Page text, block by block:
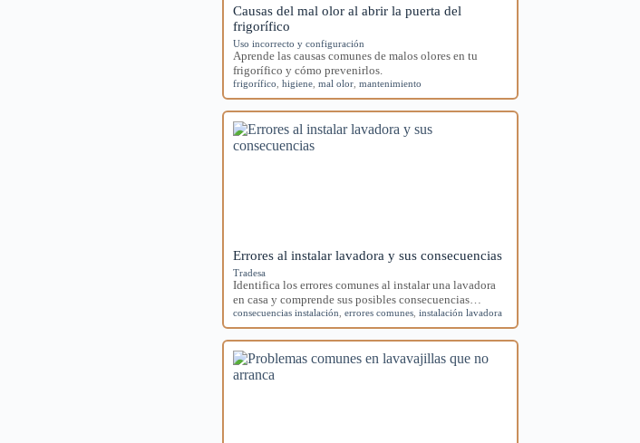
Causas del mal olor al abrir la puerta del
frigorífico
Uso incorrecto y configuración
Aprende las causas comunes de malos olores en tu
frigorífico y cómo prevenirlos.
frigorífico ,higiene ,mal olor ,mantenimiento
Errores al instalar lavadora y sus consecuencias
Tradesa
Identifica los errores comunes al instalar una lavadora
en casa y comprende sus posibles consecuencias…
consecuencias instalación ,errores comunes ,instalación lavadora